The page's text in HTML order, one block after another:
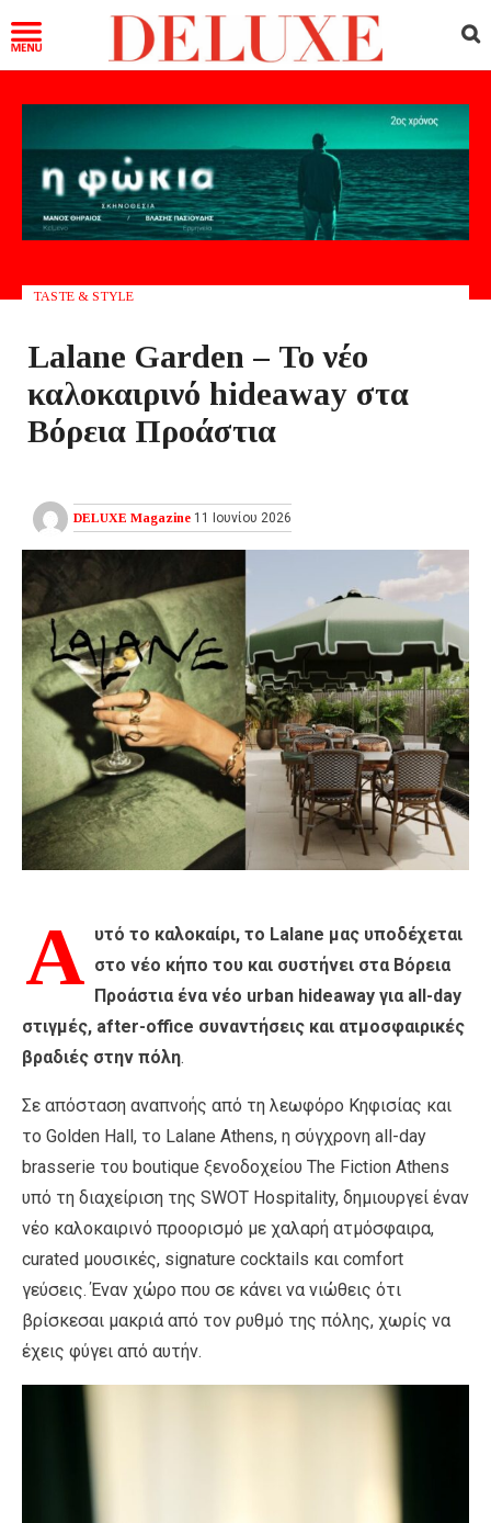
TASTE & STYLE
Lalane Garden – Το νέο
καλοκαιρινό hideaway στα
Βόρεια Προάστια
DELUXE Magazine 11 Ιουνίου 2026
Α υτό το καλοκαίρι, το Lalane μας υποδέχεται
στο νέο κήπο του και συστήνει στα Βόρεια
Προάστια ένα νέο urban hideaway για all-day
στιγμές, after-office συναντήσεις και ατμοσφαιρικές
βραδιές στην πόλη.
Σε απόσταση αναπνοής από τη λεωφόρο Κηφισίας και
το Golden Hall, το Lalane Athens, η σύγχρονη all-day
brasserie του boutique ξενοδοχείου The Fiction Athens
υπό τη διαχείριση της SWOT Hospitality, δημιουργεί έναν
νέο καλοκαιρινό προορισμό με χαλαρή ατμόσφαιρα,
curated μουσικές, signature cocktails και comfort
γεύσεις. Έναν χώρο που σε κάνει να νιώθεις ότι
βρίσκεσαι μακριά από τον ρυθμό της πόλης, χωρίς να
έχεις φύγει από αυτήν.